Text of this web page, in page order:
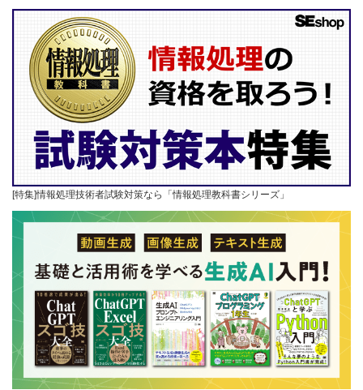
[特集]情報処理技術者試験対策なら「情報処理教科書シリーズ」